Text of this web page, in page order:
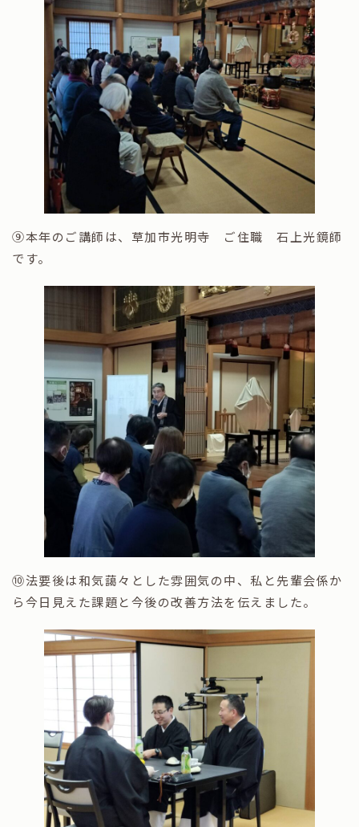
⑨本年のご講師は、草加市光明寺 ご住職 石上光鏡師
です。
⑩法要後は和気藹々とした雰囲気の中、私と先輩会係か
ら今日見えた課題と今後の改善方法を伝えました。